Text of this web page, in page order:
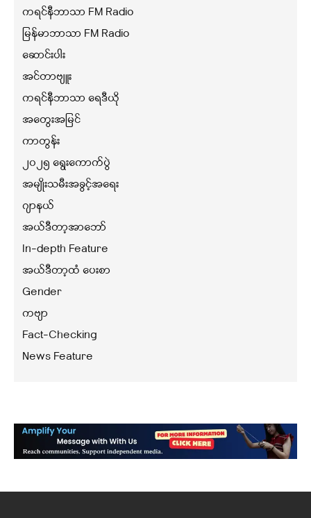
ကရင်နီဘာသာ FM Radio
မြန်မာဘာသာ FM Radio
ဆောင်းပါး
အင်တာဗျူး
ကရင်နီဘာသာ ရေဒီယို
အတွေးအမြင်
ကာတွန်း
၂၀၂၅ ရွေးကောက်ပွဲ
အမျိုးသမီးအခွင့်အရေး
ဂျာနယ်
အယ်ဒီတာ့အာဘော်
In-depth Feature
အယ်ဒီတာ့ထံ ပေးစာ
Gender
ကဗျာ
Fact-Checking
News Feature